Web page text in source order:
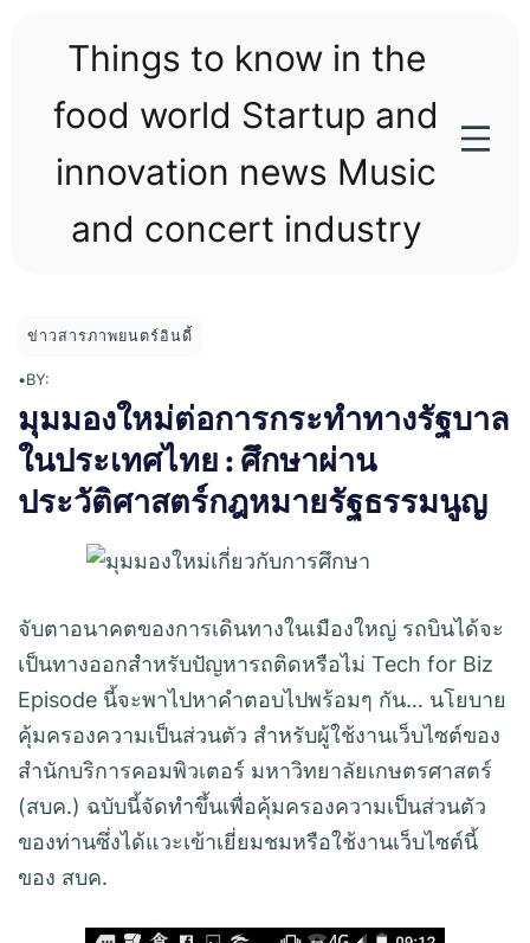
Things to know in the
food world Startup and
innovation news Music
and concert industry
ข่าวสารภาพยนตร์อินดี้
•BY:
มุมมองใหม่ต่อการกระทําทางรัฐบาล
ในประเทศไทย : ศึกษาผ่าน
ประวัติศาสตร์กฎหมายรัฐธรรมนูญ
จับตาอนาคตของการเดินทางในเมืองใหญ่ รถบินได้จะ
เป็นทางออกสำหรับปัญหารถติดหรือไม่ Tech for Biz
Episode นี้จะพาไปหาคำตอบไปพร้อมๆ กัน… นโยบาย
คุ้มครองความเป็นส่วนตัว สำหรับผู้ใช้งานเว็บไซต์ของ
สำนักบริการคอมพิวเตอร์ มหาวิทยาลัยเกษตรศาสตร์
(สบค.) ฉบับนี้จัดทำขึ้นเพื่อคุ้มครองความเป็นส่วนตัว
ของท่านซึ่งได้แวะเข้าเยี่ยมชมหรือใช้งานเว็บไซต์นี้
ของ สบค.